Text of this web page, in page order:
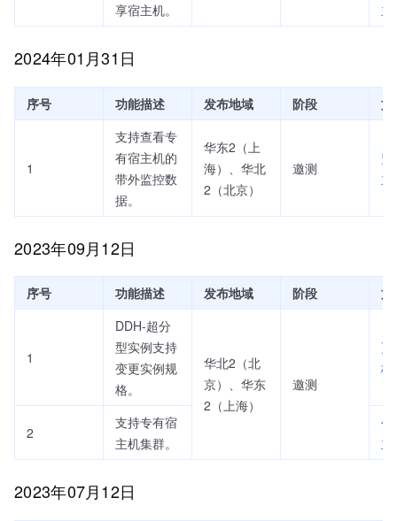
享宿主机。
主
2024年01月31日
序号 功能描述 发布地域 阶段 文
1
支持查看专
有宿主机的
带外监控数
据。
华东2（上
海）、华北
2（北京）
邀测
主
2023年09月12日
序号 功能描述 发布地域 阶段 文
1
DDH-超分
型实例支持
变更实例规
格。
华北2（北
京）、华东
2（上海）
邀测
更
格
2
支持专有宿
主机集群。
创
2023年07月12日